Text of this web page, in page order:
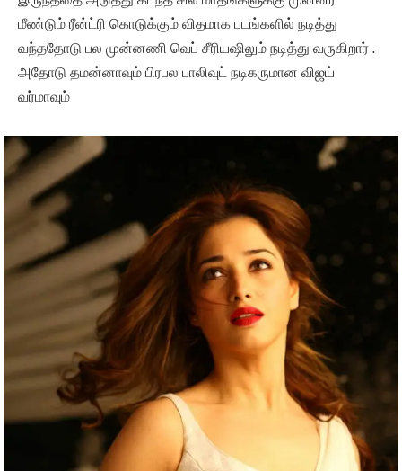
மீண்டும் ரீன்ட்ரி கொடுக்கும் விதமாக படங்களில் நடித்து
வந்ததோடு பல முன்னணி வெப் சீரியஷிலும் நடித்து வருகிறார் .
அதோடு தமன்னாவும் பிரபல பாலிவுட் நடிகருமான விஜய்
வர்மாவும்